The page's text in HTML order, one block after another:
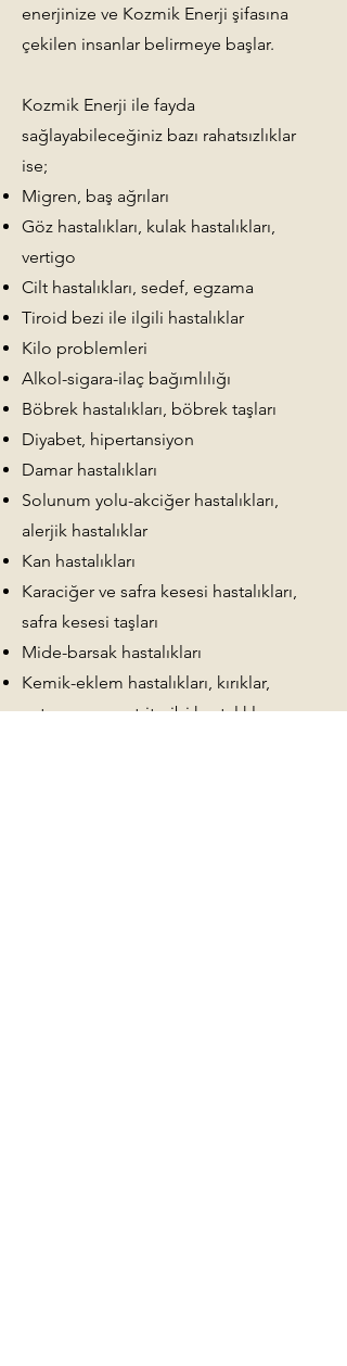
enerjinize ve Kozmik Enerji şifasına
çekilen insanlar belirmeye başlar.
Kozmik Enerji ile fayda
sağlayabileceğiniz bazı rahatsızlıklar
ise;
Migren, baş ağrıları
Göz hastalıkları, kulak hastalıkları,
vertigo
Cilt hastalıkları, sedef, egzama
Tiroid bezi ile ilgili hastalıklar
Kilo problemleri
Alkol-sigara-ilaç bağımlılığı
Böbrek hastalıkları, böbrek taşları
Diyabet, hipertansiyon
Damar hastalıkları
Solunum yolu-akciğer hastalıkları,
alerjik hastalıklar
Kan hastalıkları
Karaciğer ve safra kesesi hastalıkları,
safra kesesi taşları
Mide-barsak hastalıkları
Kemik-eklem hastalıkları, kırıklar,
osteoporoz, artrit gibi hastalıklar